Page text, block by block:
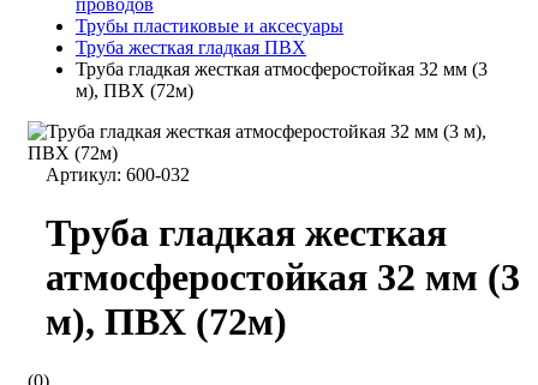
проводов
Трубы пластиковые и аксесуары
Труба жесткая гладкая ПВХ
Труба гладкая жесткая атмосферостойкая 32 мм (3
м), ПВХ (72м)
Артикул: 600-032
Труба гладкая жесткая
атмосферостойкая 32 мм (3
м), ПВХ (72м)
(0)